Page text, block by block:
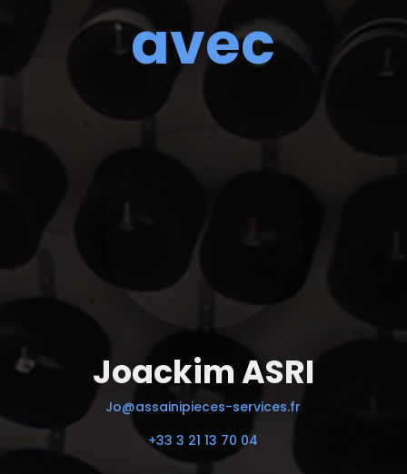
avec
Joackim ASRI
Jo@assainipieces-services.fr
+33 3 21 13 70 04